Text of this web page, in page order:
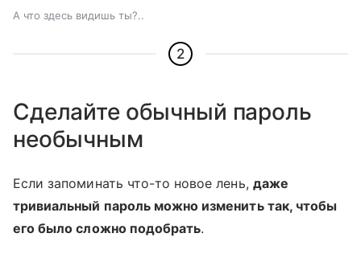
А что здесь видишь ты?..
2
Сделайте обычный пароль
необычным
Если запоминать что-то новое лень, даже
тривиальный пароль можно изменить так, чтобы
его было сложно подобрать.